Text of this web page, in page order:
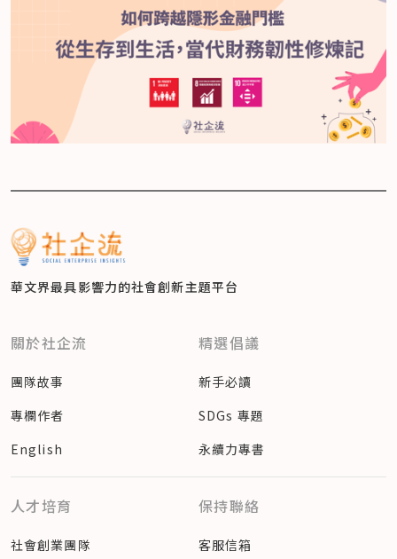
華文界最具影響力的社會創新主題平台
關於社企流
團隊故事
專欄作者
English
精選倡議
新手必讀
SDGs 專題
永續力專書
人才培育
社會創業團隊
保持聯絡
客服信箱